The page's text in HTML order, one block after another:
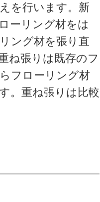
を行います。新
ーリング材をは
ング材を張り直
ね張りは既存のフ
フローリング材
。重ね張りは比較